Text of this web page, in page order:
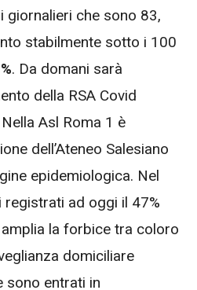
giornalieri che sono 83,
stabilmente sotto i 100
. Da domani sarà
della RSA Covid
Asl Roma 1 è
dell’Ateneo Salesiano
epidemiologica. Nel
ad oggi il 47%
la forbice tra coloro
domiciliare
sono entrati in